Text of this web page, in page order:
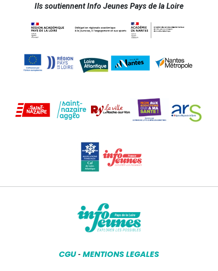
Ils soutiennent Info Jeunes Pays de la Loire
CGU- MENTIONS LEGALES